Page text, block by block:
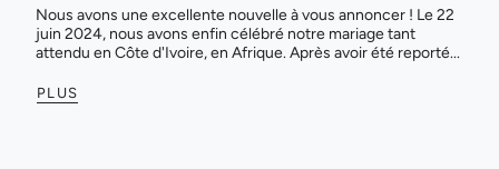
Nous avons une excellente nouvelle à vous annoncer ! Le 22
juin 2024, nous avons enfin célébré notre mariage tant
attendu en Côte d'Ivoire, en Afrique. Après avoir été reporté...
PLUS